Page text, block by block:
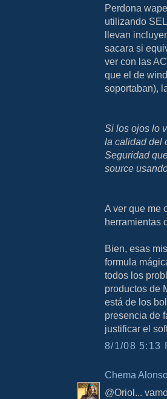
Perdona
utilizando
llevan
sacara si
ver con las
que el de
soportaban),
Si los ojos lo
la calidad del
Seguridad
source
A ver que me
herramientas
Bien, esas
formula
todos los
productos de
está de los
presencia de
justificar el
8/1/08 5:13
Chema
@Oriol...